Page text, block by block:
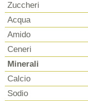
Zuccheri
Acqua
Amido
Ceneri
Minerali
Calcio
Sodio